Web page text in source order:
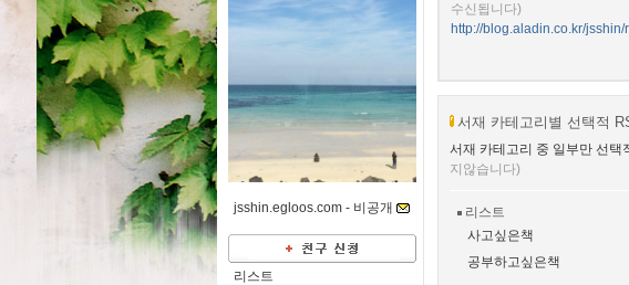
jsshin.egloos.com - 비공개
리스트
수신됩니다)
http://blog.aladin.co.kr/jsshin/
서재 카테고리별 선택적
서재 카테고리 중 일부만 선택
지않습니다)
리스트
사고싶은책
공부하고싶은책